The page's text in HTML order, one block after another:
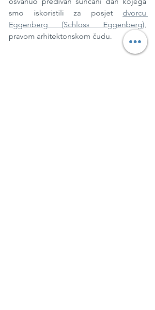
smo iskoristili za posjet dvorcu
Eggenberg (Schloss Eggenberg),
pravom arhitektonskom čudu.